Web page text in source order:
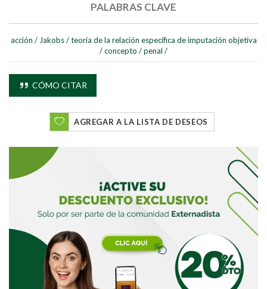
Buscar
PALABRAS CLAVE
acción / Jakobs / teoría de la relación específica de imputación objetiva
/concepto /penal /
CÓMO CITAR
AGREGAR A LA LISTA DE DESEOS